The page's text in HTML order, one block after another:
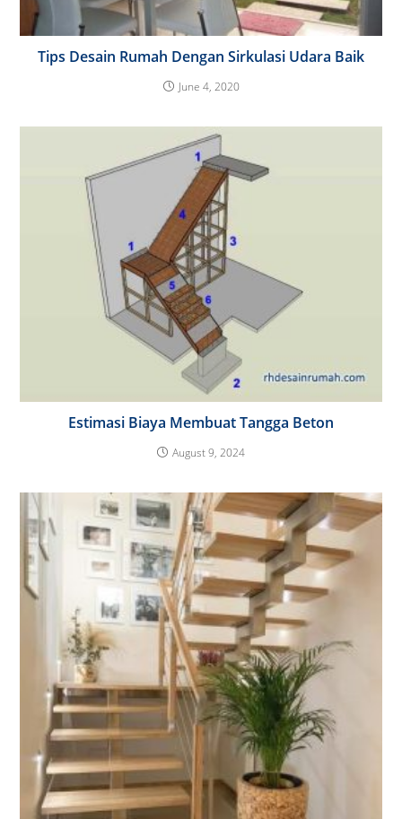
Tips Desain Rumah Dengan Sirkulasi Udara Baik
June 4, 2020
Estimasi Biaya Membuat Tangga Beton
August 9, 2024